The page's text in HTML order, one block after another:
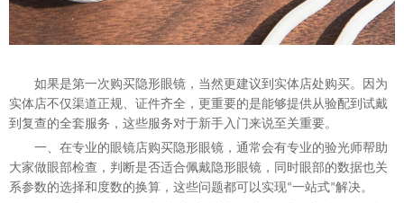
如果是第一次购买隐形眼镜，当然更建议到实体店处购买。因为
实体店不仅渠道正规、证件齐全，更重要的是能够提供从验配到试戴
到复查的全套服务，这些服务对于新手入门来说至关重要。
一、在专业的眼镜店购买隐形眼镜，通常会有专业的验光师帮助
大家做眼部检查，判断是否适合佩戴隐形眼镜，同时眼部的数据也关
系参数的选择和度数的换算，这些问题都可以实现“一站式”解决。